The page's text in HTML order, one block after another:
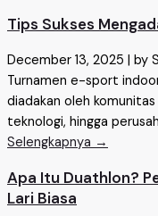
Tips Sukses
December 13, 2025
by
Turnamen e-sport
diadakan oleh
teknologi, hingga
Selengkapnya →
Apa Itu Duathlon?
Lari Biasa